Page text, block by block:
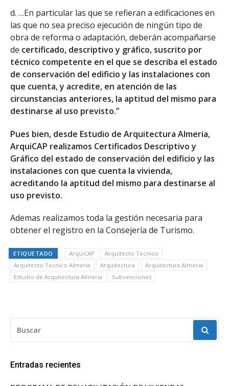
d. …En particular las que se refieran a edificaciones en
las que no sea preciso ejecución de ningún tipo de
obra de reforma o adaptación, deberán acompañarse
de certificado, descriptivo y gráfico, suscrito por
técnico competente en el que se describa el estado
de conservación del edificio y las instalaciones con
que cuenta, y acredite, en atención de las
circunstancias anteriores, la aptitud del mismo para
destinarse al uso previsto.”
Pues bien, desde Estudio de Arquitectura Almeria,
ArquiCAP realizamos Certificados Descriptivo y
Gráfico del estado de conservación del edificio y las
instalaciones con que cuenta la vivienda,
acreditando la aptitud del mismo para destinarse al
uso previsto.
Ademas realizamos toda la gestión necesaria para
obtener el registro en la Consejería de Turismo.
ETIQUETADO ArquiCAP
Arquitecto Tecnico
Arquitecto Tecnico Almeria
Arquitectura
Arquitectura Almeria
Estudio de Arquitectura Almeria
Subvenciones
Entradas recientes